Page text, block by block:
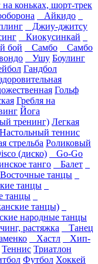
на коньках, шорт-трек
Айкидо
Джиу-джитсу
Киокусинкай
бой Самбо
Самбо
Ушу Боулинг
Гандбол
Гольф
Гребля на
Йога
тренинг) Легкая
Настольный теннис
стрельба Роликовый
(диско)
Go-Go
танго
Балет
танцы
танцы
танцы
танцы)
народные танцы
растяжка
Танец
Хастл
Хип-
Теннис Триатлон
Футбол Хоккей